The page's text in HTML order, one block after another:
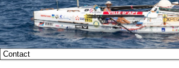
Menu
Aller
Aller